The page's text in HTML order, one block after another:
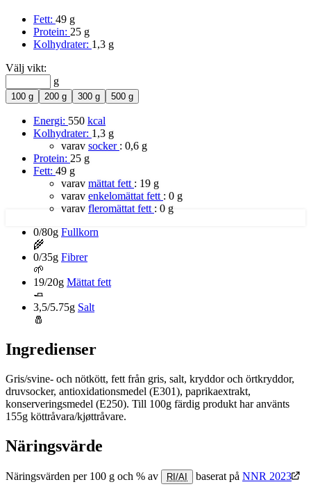
Fett: 49 g
Protein: 25 g
Kolhydrater: 1,3 g
Välj vikt:
g
100 g 200 g 300 g 500 g
Energi: 550 kcal
Kolhydrater: 1,3 g
varav socker : 0,6 g
Protein: 25 g
Fett: 49 g
varav mättat fett : 19 g
varav enkelomättat fett : 0 g
varav fleromättat fett : 0 g
0/80g Fullkorn
🌾
0/35g Fibrer
🌱
19/20g Mättat fett
🧈
3,5/5.75g Salt
🧂
Ingredienser
Gris/svine- och nötkött, fett från gris, salt, kryddor och örtkryddor,
druvsocker, antioxidationsmedel (E301), paprikaextrakt,
konserveringsmedel (E250). Till 100g färdig produkt har använts
155g köttråvara/kjøttråvare.
Näringsvärde
Näringsvärden per 100 g och % av RI/AI baserat på NNR 2023